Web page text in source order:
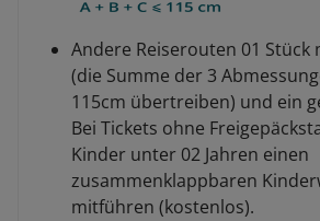
Andere Reiserouten 01 Stück
(die Summe der 3
115cm übertreiben) und ein
Bei Tickets ohne
Kinder unter 02 Jahren einen
zusammenklappbaren
mitführen (kostenlos).